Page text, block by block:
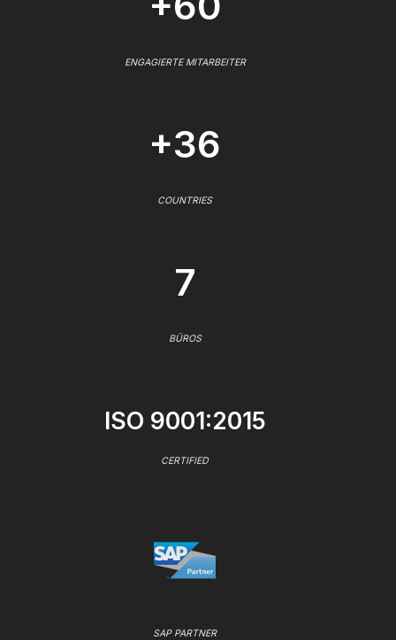
ENGAGIERTE MITARBEITER
+36
COUNTRIES
7
BÜROS
ISO 9001:2015
CERTIFIED
SAP PARTNER